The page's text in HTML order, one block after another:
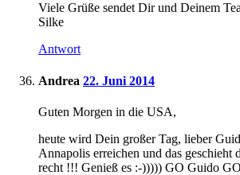
Viele Grüße sendet Dir und Deinem
Silke
Antwort
Andrea 22. Juni 2014
Guten Morgen in die USA,
heute wird Dein großer Tag, lieber
Annapolis erreichen und das geschieht
recht !!! Genieß es :-))))) GO Guido GO